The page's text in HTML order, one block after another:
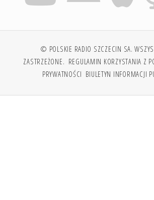
© POLSKIE RADIO SZCZECIN SA.
ZASTRZEŻONE. REGULAMIN KORZYSTANIA Z
PRYWATNOŚCI BIULETYN INFORMACJI